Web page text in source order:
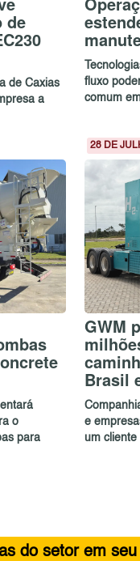
de
de Caxias
a
fluxo
comum
o
para
28 DE
GWM
Brasil
e
um cliente
do setor em seu